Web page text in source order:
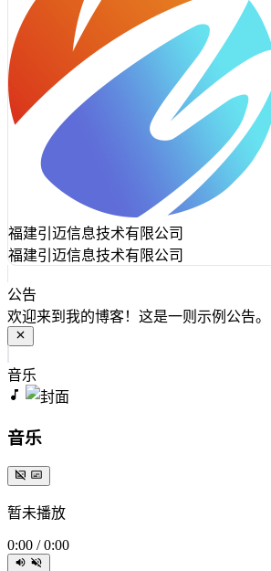
福建引迈信息技术有限公司
福建引迈信息技术有限公司
公告
欢迎来到我的博客！这是一则示例公告。
音乐
音乐
暂未播放
0:00 / 0:00